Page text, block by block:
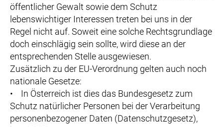
öffentlicher Gewalt sowie dem Schutz
lebenswichtiger Interessen treten bei uns in der
Regel nicht auf. Soweit eine solche Rechtsgrundlage
doch einschlägig sein sollte, wird diese an der
entsprechenden Stelle ausgewiesen.
Zusätzlich zu der EU-Verordnung gelten auch noch
nationale Gesetze:
• In Österreich ist dies das Bundesgesetz zum
Schutz natürlicher Personen bei der Verarbeitung
personenbezogener Daten (Datenschutzgesetz),